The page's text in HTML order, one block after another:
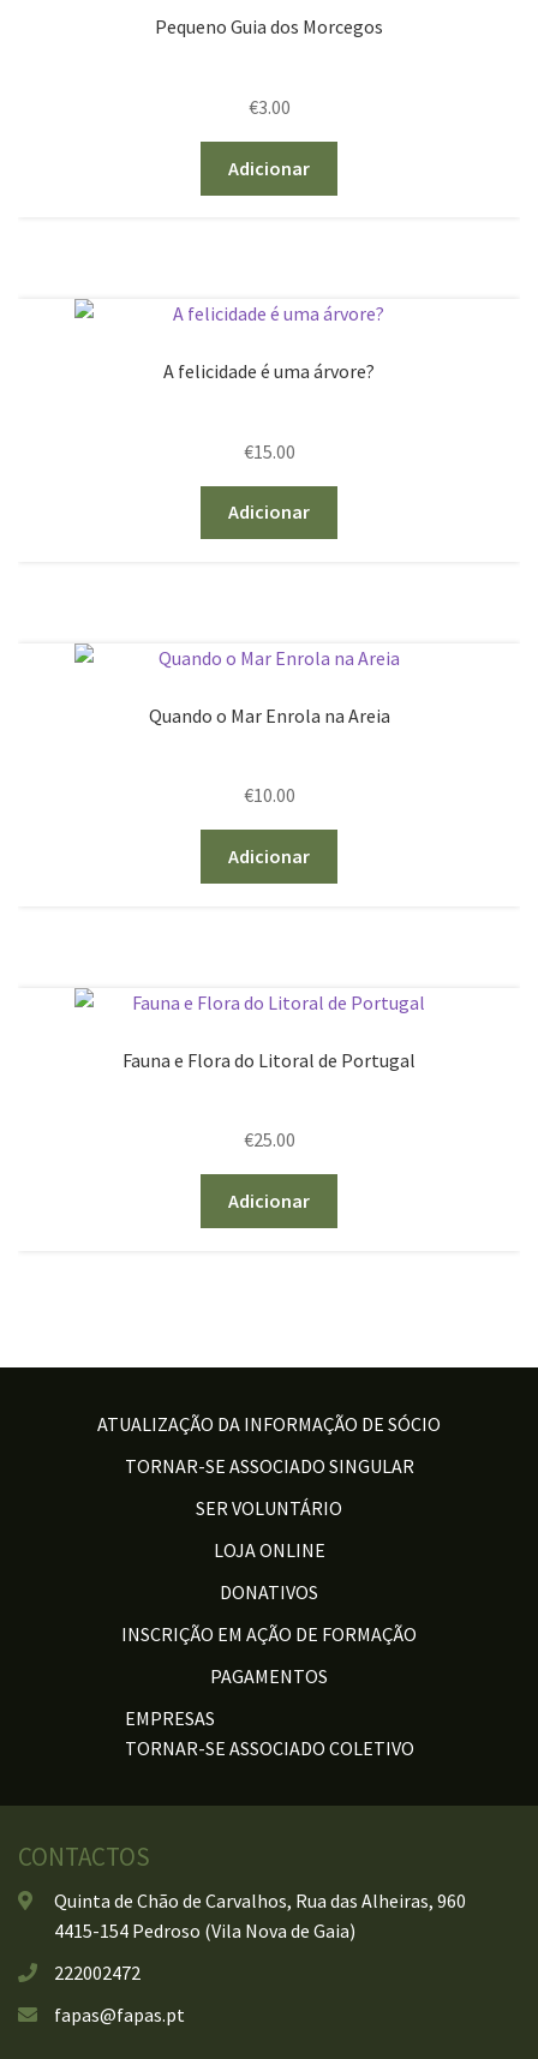
Pequeno Guia dos Morcegos
€3.00
Adicionar
A felicidade é uma árvore?
€15.00
Adicionar
Quando o Mar Enrola na Areia
€10.00
Adicionar
Fauna e Flora do Litoral de Portugal
€25.00
Adicionar
ATUALIZAÇÃO DA INFORMAÇÃO DE SÓCIO
TORNAR-SE ASSOCIADO SINGULAR
SER VOLUNTÁRIO
LOJA ONLINE
DONATIVOS
INSCRIÇÃO EM AÇÃO DE FORMAÇÃO
PAGAMENTOS
EMPRESAS
TORNAR-SE ASSOCIADO COLETIVO
CONTACTOS
Quinta de Chão de Carvalhos, Rua das Alheiras, 960
4415-154 Pedroso (Vila Nova de Gaia)
222002472
fapas@fapas.pt